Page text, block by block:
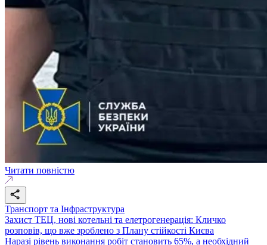
Читати повністю
Транспорт та Інфраструктура
Захист ТЕЦ, нові котельні та елетрогенерація: Кличко
розповів, що вже зроблено з Плану стійкості Києва
Наразі рівень виконання робіт становить 65%, а необхідний